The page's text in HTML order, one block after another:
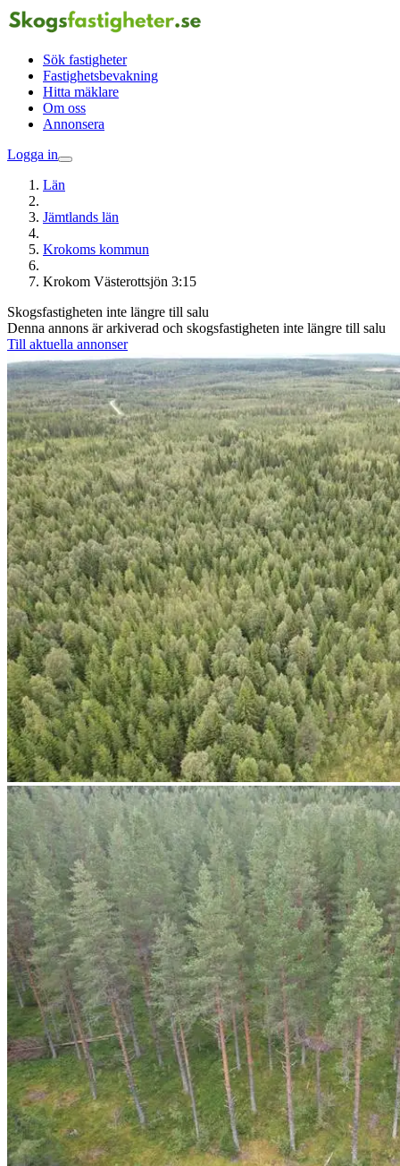
Sök fastigheter
Fastighetsbevakning
Hitta mäklare
Om oss
Annonsera
Logga in
Län
Jämtlands län
Krokoms kommun
Krokom Västerottsjön 3:15
Skogsfastigheten inte längre till salu
Denna annons är arkiverad och skogsfastigheten inte längre till salu
Till aktuella annonser